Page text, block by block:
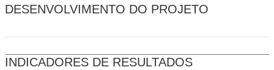
DESENVOLVIMENTO DO PROJETO
INDICADORES DE RESULTADOS